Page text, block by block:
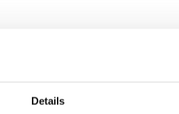
Details
and information that will keep you
latest issue of Autosport today!